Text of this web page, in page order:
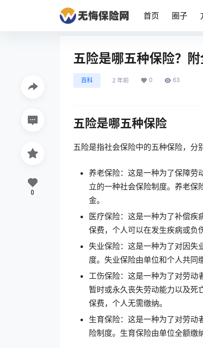
首页 圈子
五险是哪五种保险？
百科 2 年前 0 63
五险是哪五种保险
五险是指社会保险中的五种保险，分
养老保险：这是一种为了保障劳
立的一种社会保险制度。养老保
金。
医疗保险：这是一种为了补偿疾
保费，个人可以在发生疾病或负
失业保险：这是一种为了对因失
度。失业保险由单位和个人共同
工伤保险：这是一种为了对劳动
暂时或永久丧失劳动能力以及死
保费，个人无需缴纳。
生育保险：这是一种为了对劳动
险制度。生育保险由单位全额缴
0